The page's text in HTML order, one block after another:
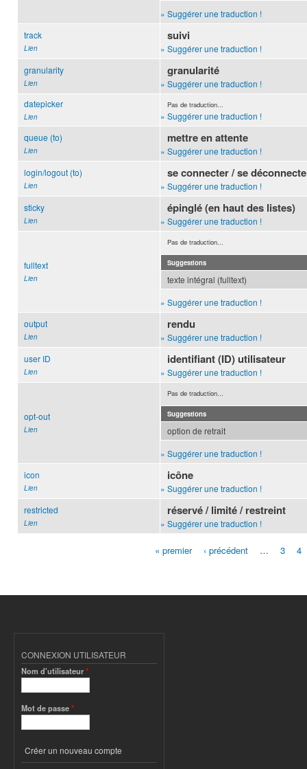
» Suggérer une traduction !
track
Lien
suivi
» Suggérer une traduction !
granularity
Lien
granularité
» Suggérer une traduction !
datepicker
Lien
Pas de traduction...
» Suggérer une traduction !
queue (to)
Lien
mettre en attente
» Suggérer une traduction !
login/logout (to)
Lien
se connecter / se
» Suggérer une traduction !
sticky
Lien
épinglé (en haut des listes)
» Suggérer une traduction !
fulltext
Lien
Pas de traduction...
Suggestions
texte intégral (fulltext)
» Suggérer une traduction !
output
Lien
rendu
» Suggérer une traduction !
user ID
Lien
identifiant (ID) utilisateur
» Suggérer une traduction !
opt-out
Lien
Pas de traduction...
Suggestions
option de retrait
» Suggérer une traduction !
icon
Lien
icône
» Suggérer une traduction !
restricted
Lien
réservé / limité / restreint
» Suggérer une traduction !
« premier ‹ précédent … 3 4
CONNEXION UTILISATEUR
Nom d'utilisateur*
Mot de passe*
Créer un nouveau compte